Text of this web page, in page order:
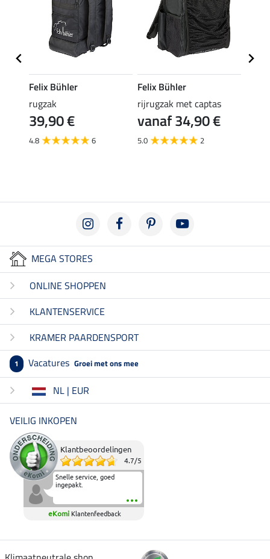
Felix Bühler
rugzak
39,90 €
4.8 6
Felix Bühler
rijrugzak met captas
vanaf 34,90 €
5.0 2
MEGA STORES
ONLINE SHOPPEN
KLANTENSERVICE
KRAMER PAARDENSPORT
1 Vacatures Groei met ons mee
NL | EUR
VEILIG INKOPEN
Klantbeoordelingen
4.7/5
Snelle service, goed
ingepakt.
eKomi Klantenfeedback